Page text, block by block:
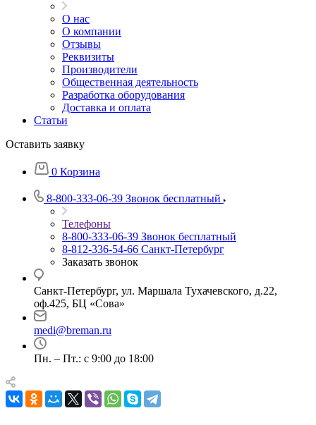
О нас
О компании
Отзывы
Реквизиты
Производители
Общественная деятельность
Разработка оборудования
Доставка и оплата
Статьи
Оставить заявку
0 Корзина
8-800-333-06-39 Звонок бесплатный
Телефоны
8-800-333-06-39 Звонок бесплатный
8-812-336-54-66 Санкт-Петербург
Заказать звонок
Санкт-Петербург, ул. Маршала Тухачевского, д.22,
оф.425, БЦ «Сова»
medi@breman.ru
Пн. – Пт.: с 9:00 до 18:00